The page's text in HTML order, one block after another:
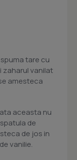
tare cu
zaharul vanilat
amesteca
aceasta nu
de
de jos in
vanilie.